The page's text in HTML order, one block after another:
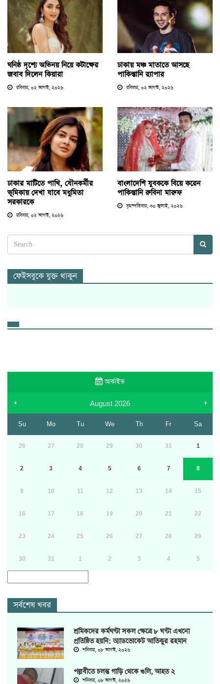
ঘনিষ্ঠ দৃশ্যে অভিনয় নিয়ে কটাক্ষের
জবাব দিলেন কিয়ারা
রবিবার, ০২ আগস্ট, ২০২৬
ঢাকায় মঞ্চ মাতাতে আসছে
পাকিস্তানি র‍্যাপার
রবিবার, ০২ আগস্ট, ২০২৬
ঢাকার মাটিতে পাখি, যৌনকর্মীর
ভূমিকায় দেখা যাবে মধুমিতা
সরকারকে
রবিবার, ০২ আগস্ট, ২০২৬
বাংলাদেশি যুবককে বিয়ে করেন
পাকিস্তানি রুবিনা মারুফ
বৃহস্পতিবার, ৩০ জুলাই, ২০২৬
ফেইসবুকে যুক্ত থাকুন
আর্কাইভ
August 2026
Su Mo Tu We Th Fr Sa
26 27 28 29 30 31 1
2 3 4 5 6 7 8
9 10 11 12 13 14 15
16 17 18 19 20 21 22
23 24 25 26 27 28 29
30 31 1 2 3 4 5
সর্বশেষ খবর
শ্রমিকদের কর্মঘণ্টা সকল ক্ষেত্রে ৮ ঘন্টা এখনো
প্রতিষ্ঠিত হয়নি: অ্যাডভোকেট আতিকুর রহমান
শনিবার, ০৮ আগস্ট, ২০২৬
পল্লবীতে চলন্ত গাড়ি থেকে গুলি, আহত ২
শনিবার, ০৮ আগস্ট, ২০২৬